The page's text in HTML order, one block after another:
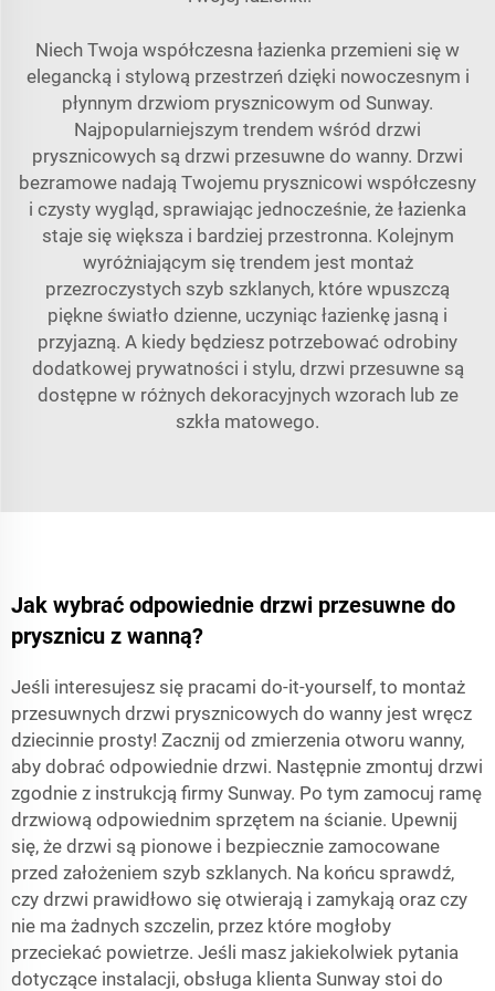
Niech Twoja współczesna łazienka przemieni się w
elegancką i stylową przestrzeń dzięki nowoczesnym i
płynnym drzwiom prysznicowym od Sunway.
Najpopularniejszym trendem wśród drzwi
prysznicowych są drzwi przesuwne do wanny. Drzwi
bezramowe nadają Twojemu prysznicowi współczesny
i czysty wygląd, sprawiając jednocześnie, że łazienka
staje się większa i bardziej przestronna. Kolejnym
wyróżniającym się trendem jest montaż
przezroczystych szyb szklanych, które wpuszczą
piękne światło dzienne, uczyniąc łazienkę jasną i
przyjazną. A kiedy będziesz potrzebować odrobiny
dodatkowej prywatności i stylu, drzwi przesuwne są
dostępne w różnych dekoracyjnych wzorach lub ze
szkła matowego.
Jak wybrać odpowiednie drzwi przesuwne do
prysznicu z wanną?
Jeśli interesujesz się pracami do-it-yourself, to montaż
przesuwnych drzwi prysznicowych do wanny jest wręcz
dziecinnie prosty! Zacznij od zmierzenia otworu wanny,
aby dobrać odpowiednie drzwi. Następnie zmontuj drzwi
zgodnie z instrukcją firmy Sunway. Po tym zamocuj ramę
drzwiową odpowiednim sprzętem na ścianie. Upewnij
się, że drzwi są pionowe i bezpiecznie zamocowane
przed założeniem szyb szklanych. Na końcu sprawdź,
czy drzwi prawidłowo się otwierają i zamykają oraz czy
nie ma żadnych szczelin, przez które mogłoby
przeciekać powietrze. Jeśli masz jakiekolwiek pytania
dotyczące instalacji, obsługa klienta Sunway stoi do